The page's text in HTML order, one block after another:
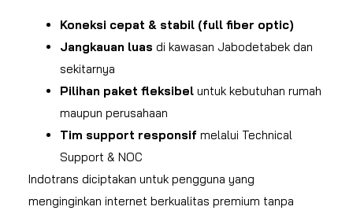
Koneksi cepat & stabil (full fiber optic)
Jangkauan luas di kawasan Jabodetabek dan
sekitarnya
Pilihan paket fleksibeluntuk kebutuhan rumah
maupun perusahaan
Tim support responsif melalui Technical
Support & NOC
Indotrans diciptakan untuk pengguna yang
menginginkan internet berkualitas premium tanpa